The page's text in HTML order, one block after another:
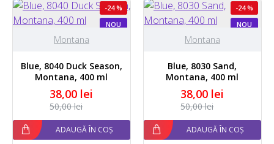
NOU
-24 %
Montana
Blue, 8040 Duck Season,
Montana, 400 ml
38,00 lei
50,00 lei
ADAUGĂ ÎN COȘ
NOU
-24 %
Montana
Blue, 8030 Sand,
Montana, 400 ml
38,00 lei
50,00 lei
ADAUGĂ ÎN COȘ